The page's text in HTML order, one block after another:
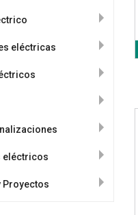
eléctricas
eléctricos
Proyectos